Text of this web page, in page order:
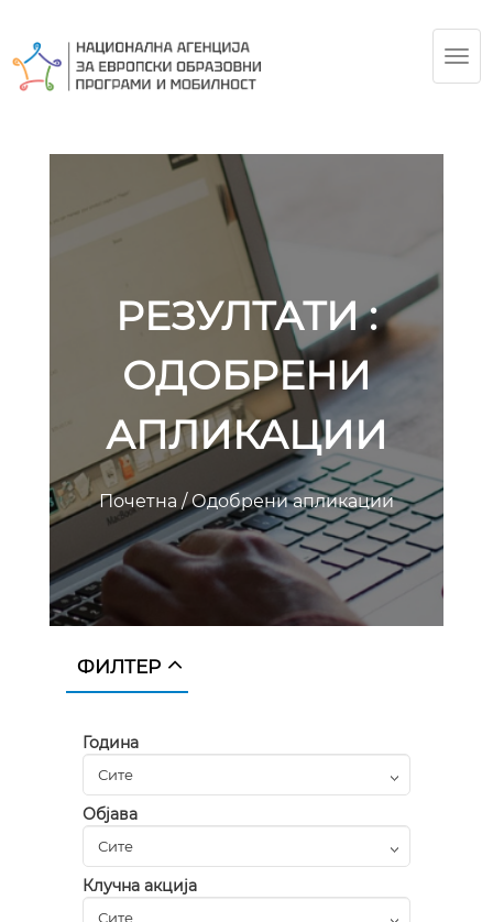
РЕЗУЛТАТИ :
ОДОБРЕНИ
АПЛИКАЦИИ
Почетна /Одобрени апликации
ФИЛТЕР
Година
Објава
Клучна акција